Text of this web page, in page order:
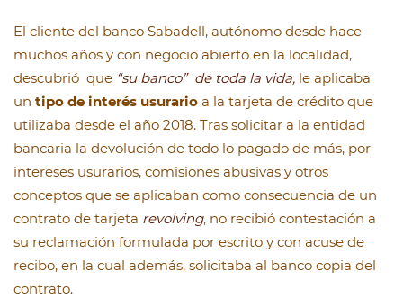
El cliente del banco Sabadell, autónomo desde hace
muchos años y con negocio abierto en la localidad,
descubrió que “su banco” de toda la vida, le aplicaba
un tipo de interés usurario a la tarjeta de crédito que
utilizaba desde el año 2018. Tras solicitar a la entidad
bancaria la devolución de todo lo pagado de más, por
intereses usurarios, comisiones abusivas y otros
conceptos que se aplicaban como consecuencia de un
contrato de tarjeta revolving, no recibió contestación a
su reclamación formulada por escrito y con acuse de
recibo, en la cual además, solicitaba al banco copia del
contrato.